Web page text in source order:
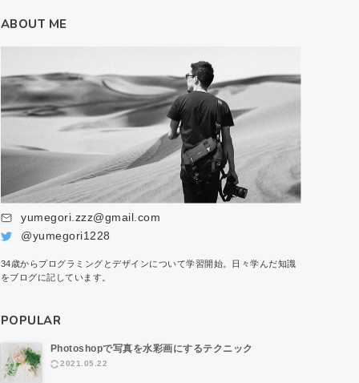
ABOUT ME
yumegori.zzz@gmail.com
@yumegori1228
34歳からプログラミングとデザインについて学習開始。日々学んだ知識
をブログに記しています。
POPULAR
Photoshopで写真を水彩画にするテクニック
2021.05.22